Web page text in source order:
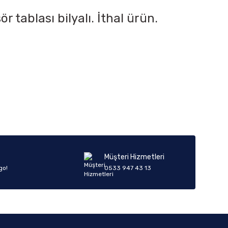
tablası bilyalı. İthal ürün.
Müşteri Hizmetleri
0533 947 43 13